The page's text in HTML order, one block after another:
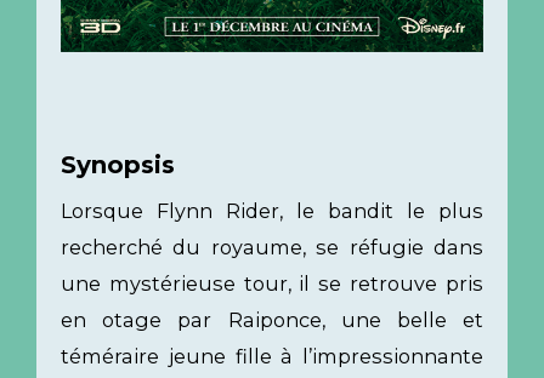
Synopsis
Lorsque Flynn Rider, le bandit le plus
recherché du royaume, se réfugie dans
une mystérieuse tour, il se retrouve pris
en otage par Raiponce, une belle et
téméraire jeune fille à l’impressionnante